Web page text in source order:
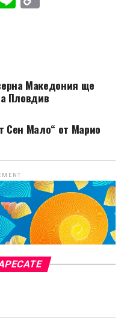
Македония ще
Пловдив
Сен Мало“ от Марио